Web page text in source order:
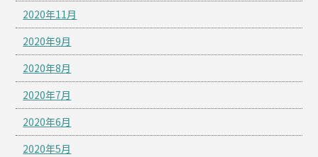
2020年11月
2020年9月
2020年8月
2020年7月
2020年6月
2020年5月